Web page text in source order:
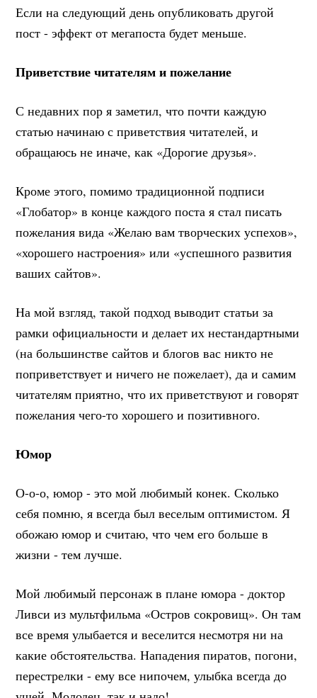
Если на следующий день опубликовать другой
пост - эффект от мегапоста будет меньше.
Приветствие читателям и пожелание
С недавних пор я заметил, что почти каждую
статью начинаю с приветствия читателей, и
обращаюсь не иначе, как «Дорогие друзья».
Кроме этого, помимо традиционной подписи
«Глобатор» в конце каждого поста я стал писать
пожелания вида «Желаю вам творческих успехов»,
«хорошего настроения» или «успешного развития
ваших сайтов».
На мой взгляд, такой подход выводит статьи за
рамки официальности и делает их нестандартными
(на большинстве сайтов и блогов вас никто не
поприветствует и ничего не пожелает), да и самим
читателям приятно, что их приветствуют и говорят
пожелания чего-то хорошего и позитивного.
Юмор
О-о-о, юмор - это мой любимый конек. Сколько
себя помню, я всегда был веселым оптимистом. Я
обожаю юмор и считаю, что чем его больше в
жизни - тем лучше.
Мой любимый персонаж в плане юмора - доктор
Ливси из мультфильма «Остров сокровищ». Он там
все время улыбается и веселится несмотря ни на
какие обстоятельства. Нападения пиратов, погони,
перестрелки - ему все нипочем, улыбка всегда до